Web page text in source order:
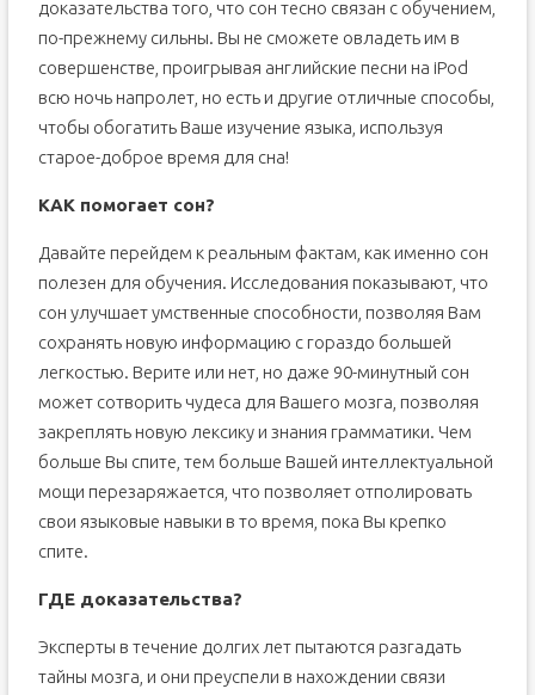
доказательства того, что сон тесно связан с обучением,
по-прежнему сильны. Вы не сможете овладеть им в
совершенстве, проигрывая английские песни на iPod
всю ночь напролет, но есть и другие отличные способы,
чтобы обогатить Ваше изучение языка, используя
старое-доброе время для сна!
КАК помогает сон?
Давайте перейдем к реальным фактам, как именно сон
полезен для обучения. Исследования показывают, что
сон улучшает умственные способности, позволяя Вам
сохранять новую информацию с гораздо большей
легкостью. Верите или нет, но даже 90-минутный сон
может сотворить чудеса для Вашего мозга, позволяя
закреплять новую лексику и знания грамматики. Чем
больше Вы спите, тем больше Вашей интеллектуальной
мощи перезаряжается, что позволяет отполировать
свои языковые навыки в то время, пока Вы крепко
спите.
ГДЕ доказательства?
Эксперты в течение долгих лет пытаются разгадать
тайны мозга, и они преуспели в нахождении связи